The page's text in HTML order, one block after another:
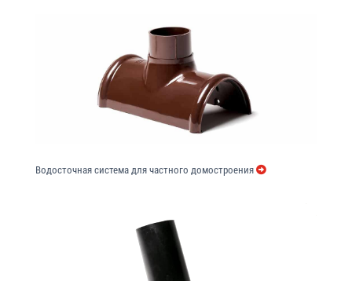
Водосточная система для частного домостроения